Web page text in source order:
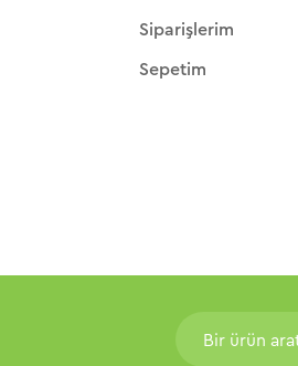
Siparişlerim
Sepetim